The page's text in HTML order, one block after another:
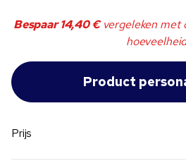
Bespaar14,40 €vergeleken met
Prijs